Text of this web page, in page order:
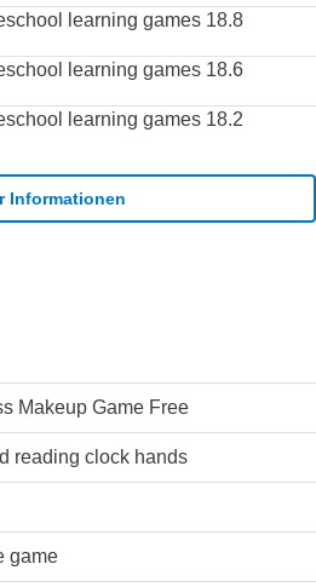
learning games 18.8
learning games 18.6
learning games 18.2
Informationen
Makeup Game Free
reading clock hands
game